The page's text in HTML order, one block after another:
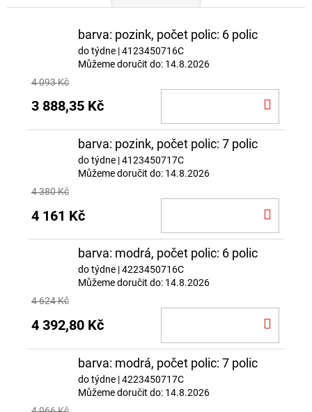
barva: pozink, počet polic: 6 polic
do týdne | 4123450716C
Můžeme doručit do: 14.8.2026
4 093 Kč
3 888,35 Kč
barva: pozink, počet polic: 7 polic
do týdne | 4123450717C
Můžeme doručit do: 14.8.2026
4 380 Kč
4 161 Kč
barva: modrá, počet polic: 6 polic
do týdne | 4223450716C
Můžeme doručit do: 14.8.2026
4 624 Kč
4 392,80 Kč
barva: modrá, počet polic: 7 polic
do týdne | 4223450717C
Můžeme doručit do: 14.8.2026